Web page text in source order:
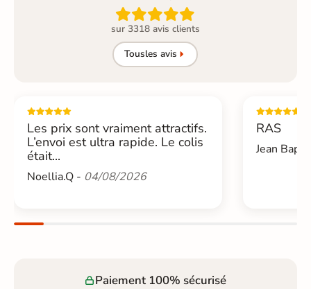

sur 3318 avis clients
Tousles avis
Les prix sont vraiment attractifs.
L’envoi est ultra rapide. Le colis
était...
Noellia.Q - 04/08/2026
RAS
Jean
Paiement 100% sécurisé